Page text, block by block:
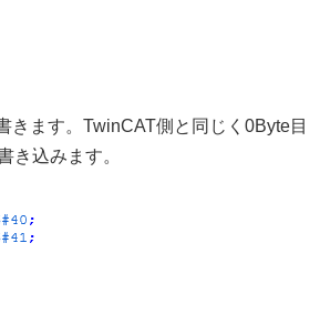
きます。TwinCAT側と同じく0Byte目
き込みます。